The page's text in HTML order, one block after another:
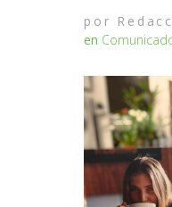
por
en